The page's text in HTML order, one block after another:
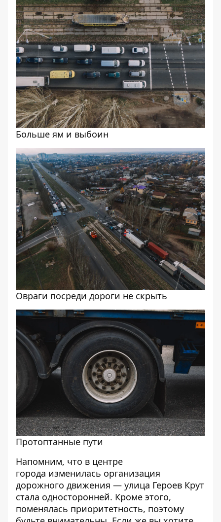
Больше ям и выбоин
Овраги посреди дороги не скрыть
Протоптанные пути
Напомним, что в центре
города изменилась организация
дорожного движения — улица Героев Крут
стала односторонней. Кроме этого,
поменялась приоритетность, поэтому